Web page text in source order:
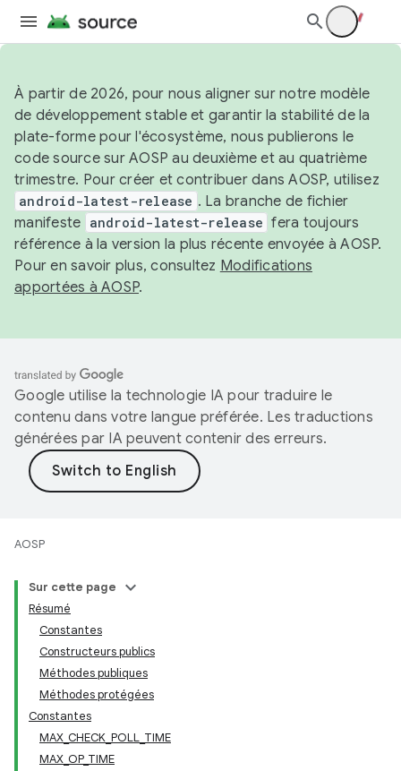
À partir de 2026, pour nous aligner sur notre modèle
de développement stable et garantir la stabilité de la
plate-forme pour l'écosystème, nous publierons le
code source sur AOSP au deuxième et au quatrième
trimestre. Pour créer et contribuer dans AOSP, utilisez
android-latest-release . La branche de fichier
manifeste android-latest-release fera toujours
référence à la version la plus récente envoyée à AOSP.
Pour en savoir plus, consultez Modifications
apportées à AOSP.
Google utilise la technologie IA pour traduire le
contenu dans votre langue préférée. Les traductions
générées par IA peuvent contenir des erreurs.
AOSP
Sur cette page
Résumé
Constantes
Constructeurs publics
Méthodes publiques
Méthodes protégées
Constantes
MAX_CHECK_POLL_TIME
MAX_OP_TIME